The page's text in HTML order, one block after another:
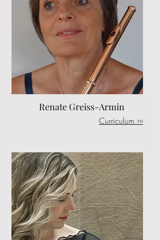
Renate Greiss-Armin
Curriculum ›››